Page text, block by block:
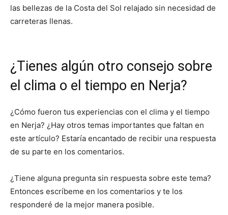
las bellezas de la Costa del Sol relajado sin necesidad de
carreteras llenas.
¿Tienes algún otro consejo sobre
el clima o el tiempo en Nerja?
¿Cómo fueron tus experiencias con el clima y el tiempo
en Nerja? ¿Hay otros temas importantes que faltan en
este artículo? Estaría encantado de recibir una respuesta
de su parte en los comentarios.
¿Tiene alguna pregunta sin respuesta sobre este tema?
Entonces escríbeme en los comentarios y te los
responderé de la mejor manera posible.